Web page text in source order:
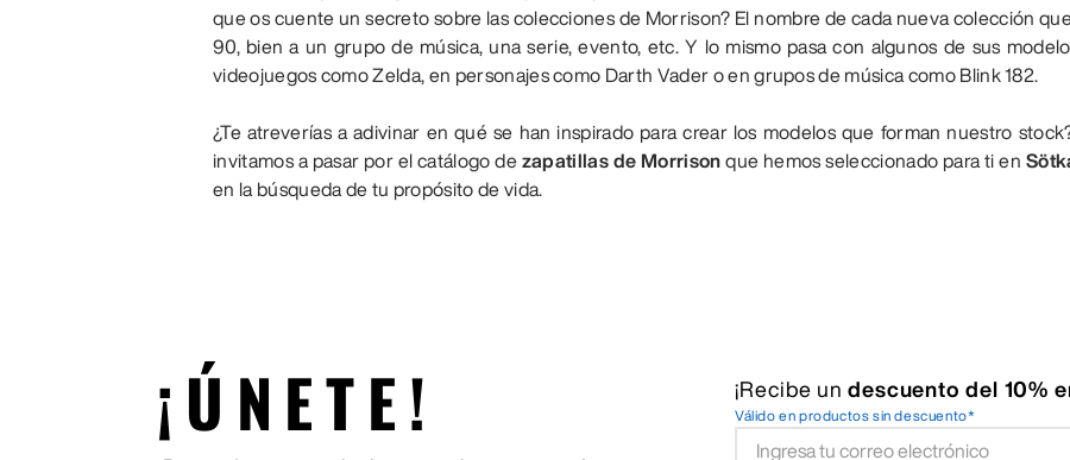
que os cuente un secreto sobre las colecciones de Morrison? El nombre de cada nueva colección
90, bien a un grupo de música, una serie, evento, etc. Y lo mismo pasa con algunos de sus
videojuegos como Zelda, en personajes como Darth Vader o en grupos de música como Blink 182.
¿Te atreverías a adivinar en qué se han inspirado para crear los modelos que forman nuestro
invitamos a pasar por el catálogo de zapatillas de Morrison que hemos seleccionado para ti en
en la búsqueda de tu propósito de vida.
¡ÚNETE! ¡Recibe un descuento del 10%
Válido en productos sin descuento*